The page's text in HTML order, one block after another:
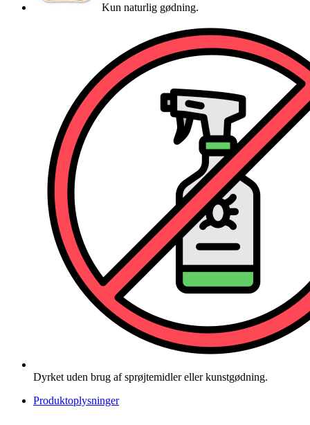
Kun naturlig gødning.
Dyrket uden brug af sprøjtemidler eller kunstgødning.
Produktoplysninger